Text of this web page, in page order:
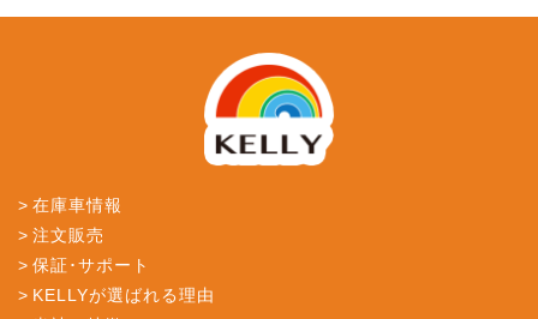
在庫車情報
注文販売
保証･サポート
KELLYが選ばれる理由